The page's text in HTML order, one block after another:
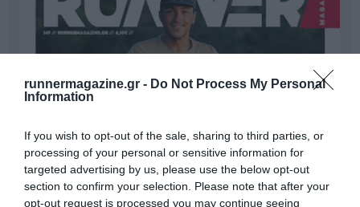
runnermagazine.gr - Do Not Process My Personal
Information
If you wish to opt-out of the sale, sharing to third parties, or
processing of your personal or sensitive information for
targeted advertising by us, please use the below opt-out
section to confirm your selection. Please note that after your
opt-out request is processed you may continue seeing